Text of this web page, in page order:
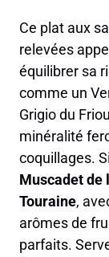
Ce plat aux
relevées
équilibrer sa
comme un
Grigio du
minéralité
coquillages.
Muscadet de
Touraine,
arômes de
parfaits.